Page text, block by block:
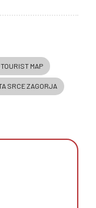
MAP
SRCE ZAGORJA